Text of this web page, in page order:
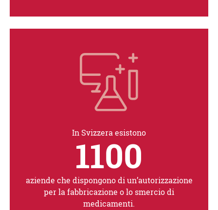
In Svizzera esistono
1100
aziende che dispongono di un’autorizzazione
per la fabbricazione o lo smercio di
medicamenti.